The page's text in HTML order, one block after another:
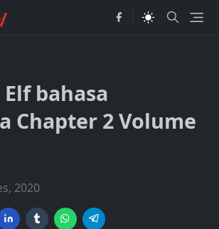
bahasa
Chapter 2 Volume
2020